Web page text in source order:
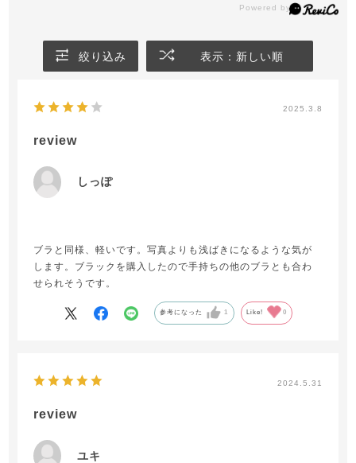
絞り込み 表示：新しい順
2025.3.8
review
しっぽ
ブラと同様、軽いです。写真よりも浅ばきになるような気が
します。ブラックを購入したので手持ちの他のブラとも合わ
せられそうです。
参考になった 1 Like! 0
2024.5.31
review
ユキ